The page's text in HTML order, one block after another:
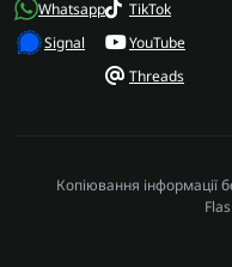
Whatsapp
Signal
TikTok
YouTube
Threads
Копіювання інформації